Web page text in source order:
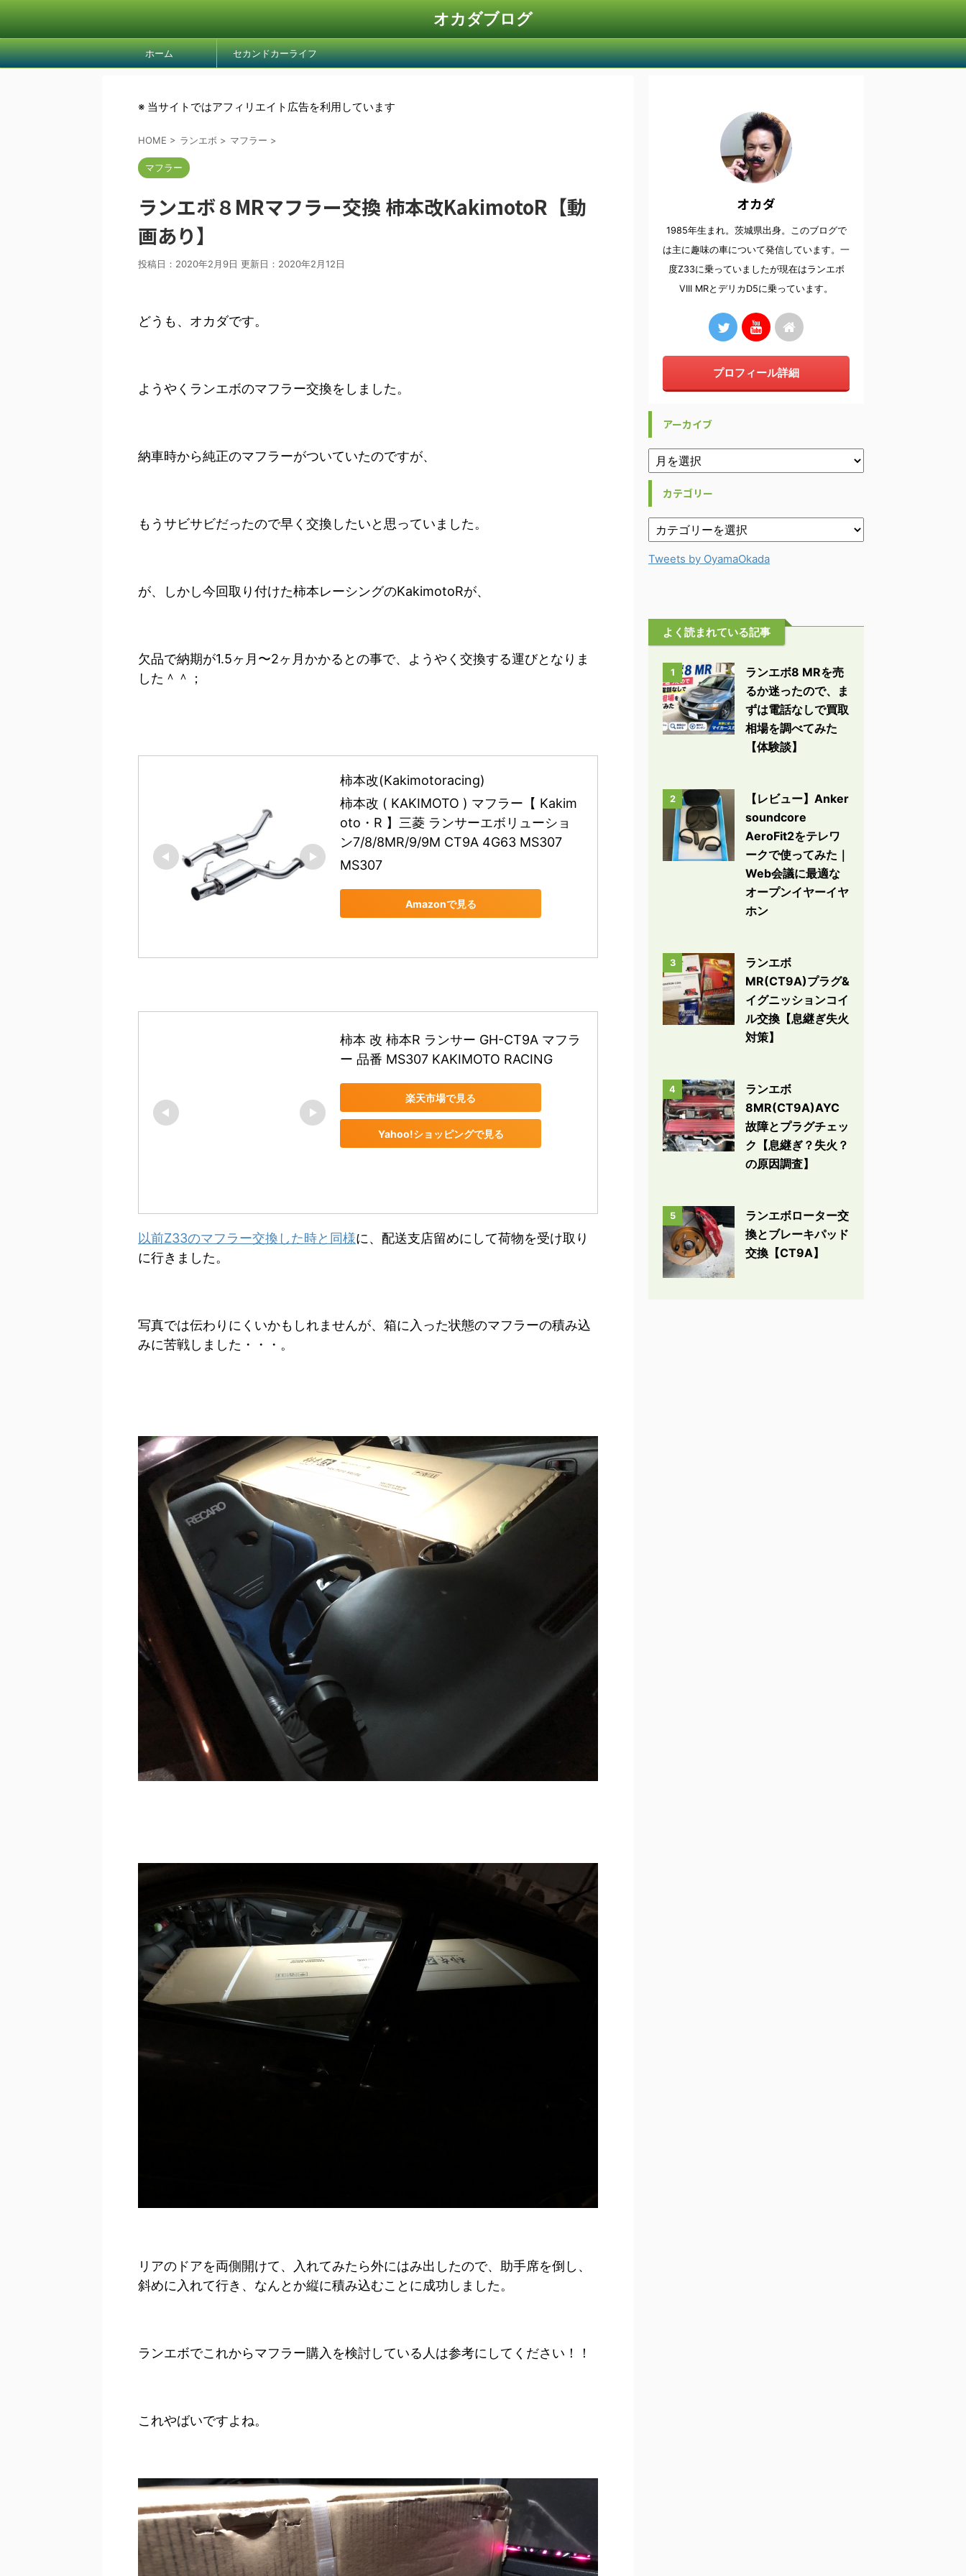
オカダブログ
ホーム セカンドカーライフ
※ 当サイトではアフィリエイト広告を利用しています
HOME > ランエボ > マフラー >
マフラー
ランエボ８MRマフラー交換 柿本改KakimotoR【動
画あり】
投稿日：2020年2月9日 更新日： 2020年2月12日
どうも、オカダです。
ようやくランエボのマフラー交換をしました。
納車時から純正のマフラーがついていたのですが、
もうサビサビだったので早く交換したいと思っていました。
が、しかし今回取り付けた柿本レーシングのKakimotoRが、
欠品で納期が1.5ヶ月〜2ヶ月かかるとの事で、ようやく交換する運びとなりま
した＾＾；
柿本改(Kakimotoracing)
柿本改 ( KAKIMOTO ) マフラー【 Kakim
oto・R 】三菱 ランサーエボリューショ
ン7/8/8MR/9/9M CT9A 4G63 MS307
MS307
Amazonで見る
柿本 改 柿本R ランサー GH-CT9A マフラ
ー 品番 MS307 KAKIMOTO RACING
楽天市場で見る
Yahoo!ショッピングで見る
以前Z33のマフラー交換した時と同様に、配送支店留めにして荷物を受け取り
に行きました。
写真では伝わりにくいかもしれませんが、箱に入った状態のマフラーの積み込
みに苦戦しました・・・。
リアのドアを両側開けて、入れてみたら外にはみ出したので、助手席を倒し、
斜めに入れて行き、なんとか縦に積み込むことに成功しました。
ランエボでこれからマフラー購入を検討している人は参考にしてください！！
これやばいですよね。
オカダ
1985年生まれ。茨城県出身。このブログで
は主に趣味の車について発信しています。一
度Z33に乗っていましたが現在はランエボ
VIII MRとデリカD5に乗っています。
プロフィール詳細
アーカイブ
カテゴリー
Tweets by OyamaOkada
よく読まれている記事
1
ランエボ8 MRを売
るか迷ったので、ま
ずは電話なしで買取
相場を調べてみた
【体験談】
2
【レビュー】Anker
soundcore
AeroFit2をテレワ
ークで使ってみた｜
Web会議に最適な
オープンイヤーイヤ
ホン
3
ランエボ
MR(CT9A)プラグ&
イグニッションコイ
ル交換【息継ぎ失火
対策】
4
ランエボ
8MR(CT9A)AYC
故障とプラグチェッ
ク【息継ぎ？失火？
の原因調査】
5
ランエボローター交
換とブレーキパッド
交換【CT9A】